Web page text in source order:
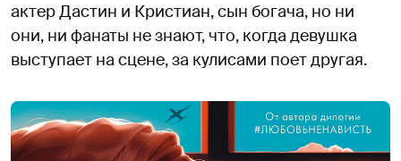
актер Дастин и Кристиан, сын богача, но ни
они, ни фанаты не знают, что, когда девушка
выступает на сцене, за кулисами поет другая.